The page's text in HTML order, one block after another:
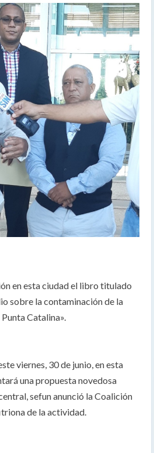
en esta ciudad el libro titulado
sobre la contaminación de la
Catalina».
viernes, 30 de junio, en esta
una propuesta novedosa
sefun anunció la Coalición
de la actividad.